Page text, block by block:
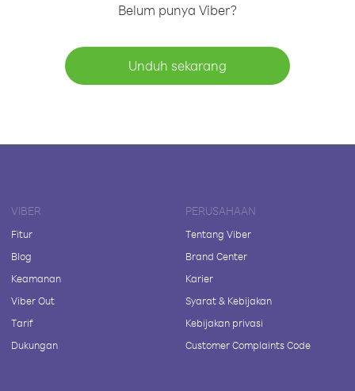
Belum punya Viber?
Unduh sekarang
VIBER
Fitur
Blog
Keamanan
Viber Out
Tarif
Dukungan
PERUSAHAAN
Tentang Viber
Brand Center
Karier
Syarat & Kebijakan
Kebijakan privasi
Customer Complaints Code